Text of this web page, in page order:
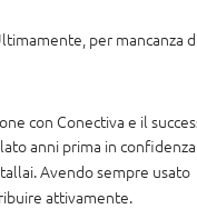
per mancanza
con Conectiva e il
anni prima in
Avendo sempre usato
attivamente.